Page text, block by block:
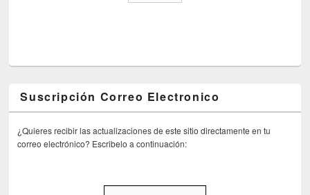
Suscripción Correo Electronico
¿Quieres recibir las actualizaciones de este sitio directamente en tu
correo electrónico? Escribelo a continuación: